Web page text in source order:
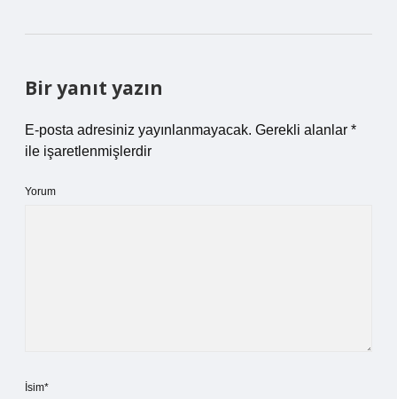
Bir yanıt yazın
E-posta adresiniz yayınlanmayacak. Gerekli alanlar *
ile işaretlenmişlerdir
Yorum
İsim*